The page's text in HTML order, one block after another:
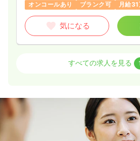
オンコールあり
ブランク可 月給
気になる
介護・福祉系正・准看護師
1,300〜1,500円
時間
ブランク可 時給1,500円
すべての求人を見る 1